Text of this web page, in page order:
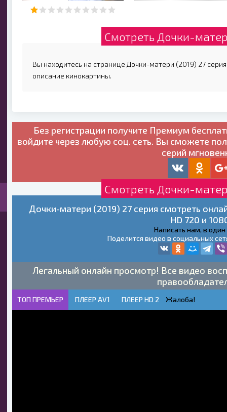
Смотреть Дочки-
Вы находитесь на странице Дочки-матери (2019) 27
описание кинокартины.
Без регистрации получите Премиум
войдите через любую соц. сеть. Вы сможете
серий
Смотреть Дочки-
Дочки-матери (2019) 27 серия смотреть
HD 720 и
Написать нам, в
Поделится видео в социальных
Легальный онлайн просмотр! Все видео
ТОП ПРЕМЬЕР ПЛЕЕР AV1 ПЛЕЕР HD 2 Жалоба!